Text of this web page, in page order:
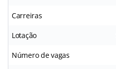
Carreiras
Lotação
Número de vagas